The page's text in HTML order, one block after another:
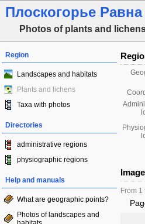
Плоскогорье
Photos of plants and
Region
Landscapes and habitats
Plants and lichens
Taxa with photos
Directories
administrative regions
physiographic regions
Help and manuals
What are geographic points?
Photos of landscapes and
From